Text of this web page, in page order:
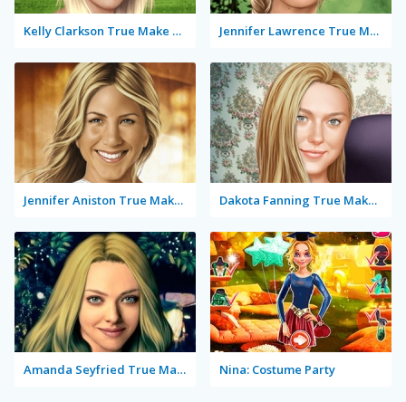
Kelly Clarkson True Make Up Jennifer Lawrence True Make Up
Jennifer Aniston True Make Up Dakota Fanning True Make Up
Amanda Seyfried True Make Up Nina: Costume Party